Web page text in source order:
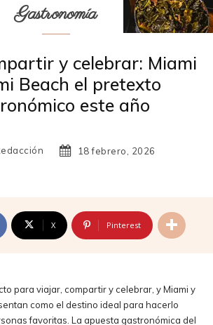
Gastronomía
y celebrar: Miami
Beach el pretexto
este año
18 febrero, 2026
X Pinterest
para viajar, compartir y celebrar, y Miami y
como el destino ideal para hacerlo
favoritas. La apuesta gastronómica del